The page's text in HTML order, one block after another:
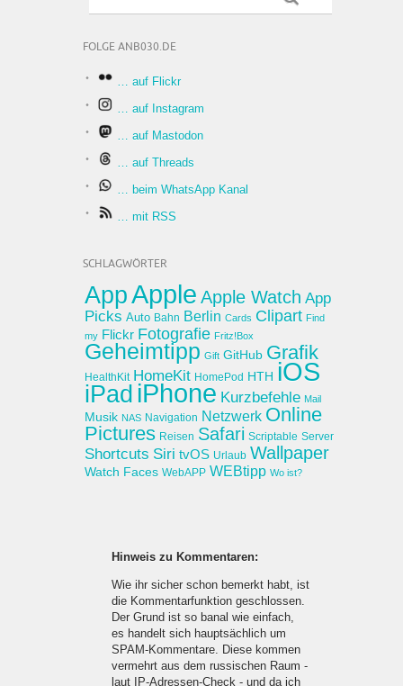
FOLGE ANB030.DE
… auf Flickr
… auf Instagram
… auf Mastodon
… auf Threads
… beim WhatsApp Kanal
… mit RSS
SCHLAGWÖRTER
AppApple Apple Watch App
Picks Auto Bahn Berlin Cards Clipart Find
my Flickr Fotografie Fritz!Box
Geheimtipp Gift GitHub Grafik
HealthKit HomeKit HomePod HTH iOS
iPad iPhone Kurzbefehle Mail
Musik NAS Navigation Netzwerk Online
Pictures Reisen Safari Scriptable Server
Shortcuts Siri tvOS Urlaub Wallpaper
Watch Faces WebAPP WEBtipp Wo ist?
Hinweis zu Kommentaren:
Wie ihr sicher schon bemerkt habt, ist
die Kommentarfunktion geschlossen.
Der Grund ist so banal wie einfach,
es handelt sich hauptsächlich um
SPAM-Kommentare. Diese kommen
vermehrt aus dem russischen Raum -
laut IP-Adressen-Check - und da ich